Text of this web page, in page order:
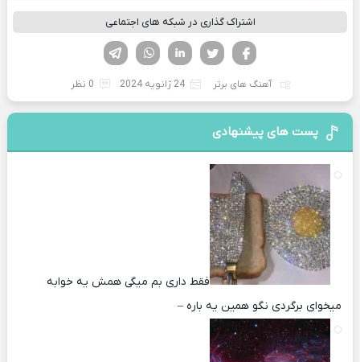
اشتراک گذاری در شبکه های اجتماعی
لینکدین تویتر
فیسوک
آهنگ های برتر 24 ژانویه 2024 0 نظر
پست های پیشنهادی
فقط داری بم میگی همش یه خوابه
میخوای برگردی نگو همین یه باره –